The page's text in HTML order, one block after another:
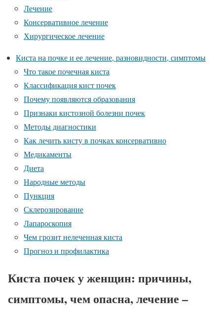
Лечение
Консервативное лечение
Хирургическое лечение
Киста на почке и ее лечение, разновидности, симптомы
Что такое почечная киста
Классификация кист почек
Почему появляются образования
Признаки кистозной болезни почек
Методы диагностики
Как лечить кисту в почках консервативно
Медикаменты
Диета
Народные методы
Пункция
Склерозирование
Лапароскопия
Чем грозит нелеченная киста
Прогноз и профилактика
Киста почек у женщин: причины,
симптомы, чем опасна, лечение –